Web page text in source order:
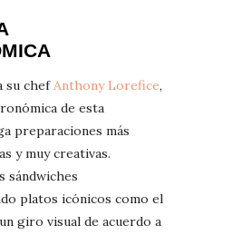
su chefAnthony Lorefice,
de esta
preparaciones más
y muy creativas.
sándwiches
platos icónicos como el
giro visual de acuerdo a